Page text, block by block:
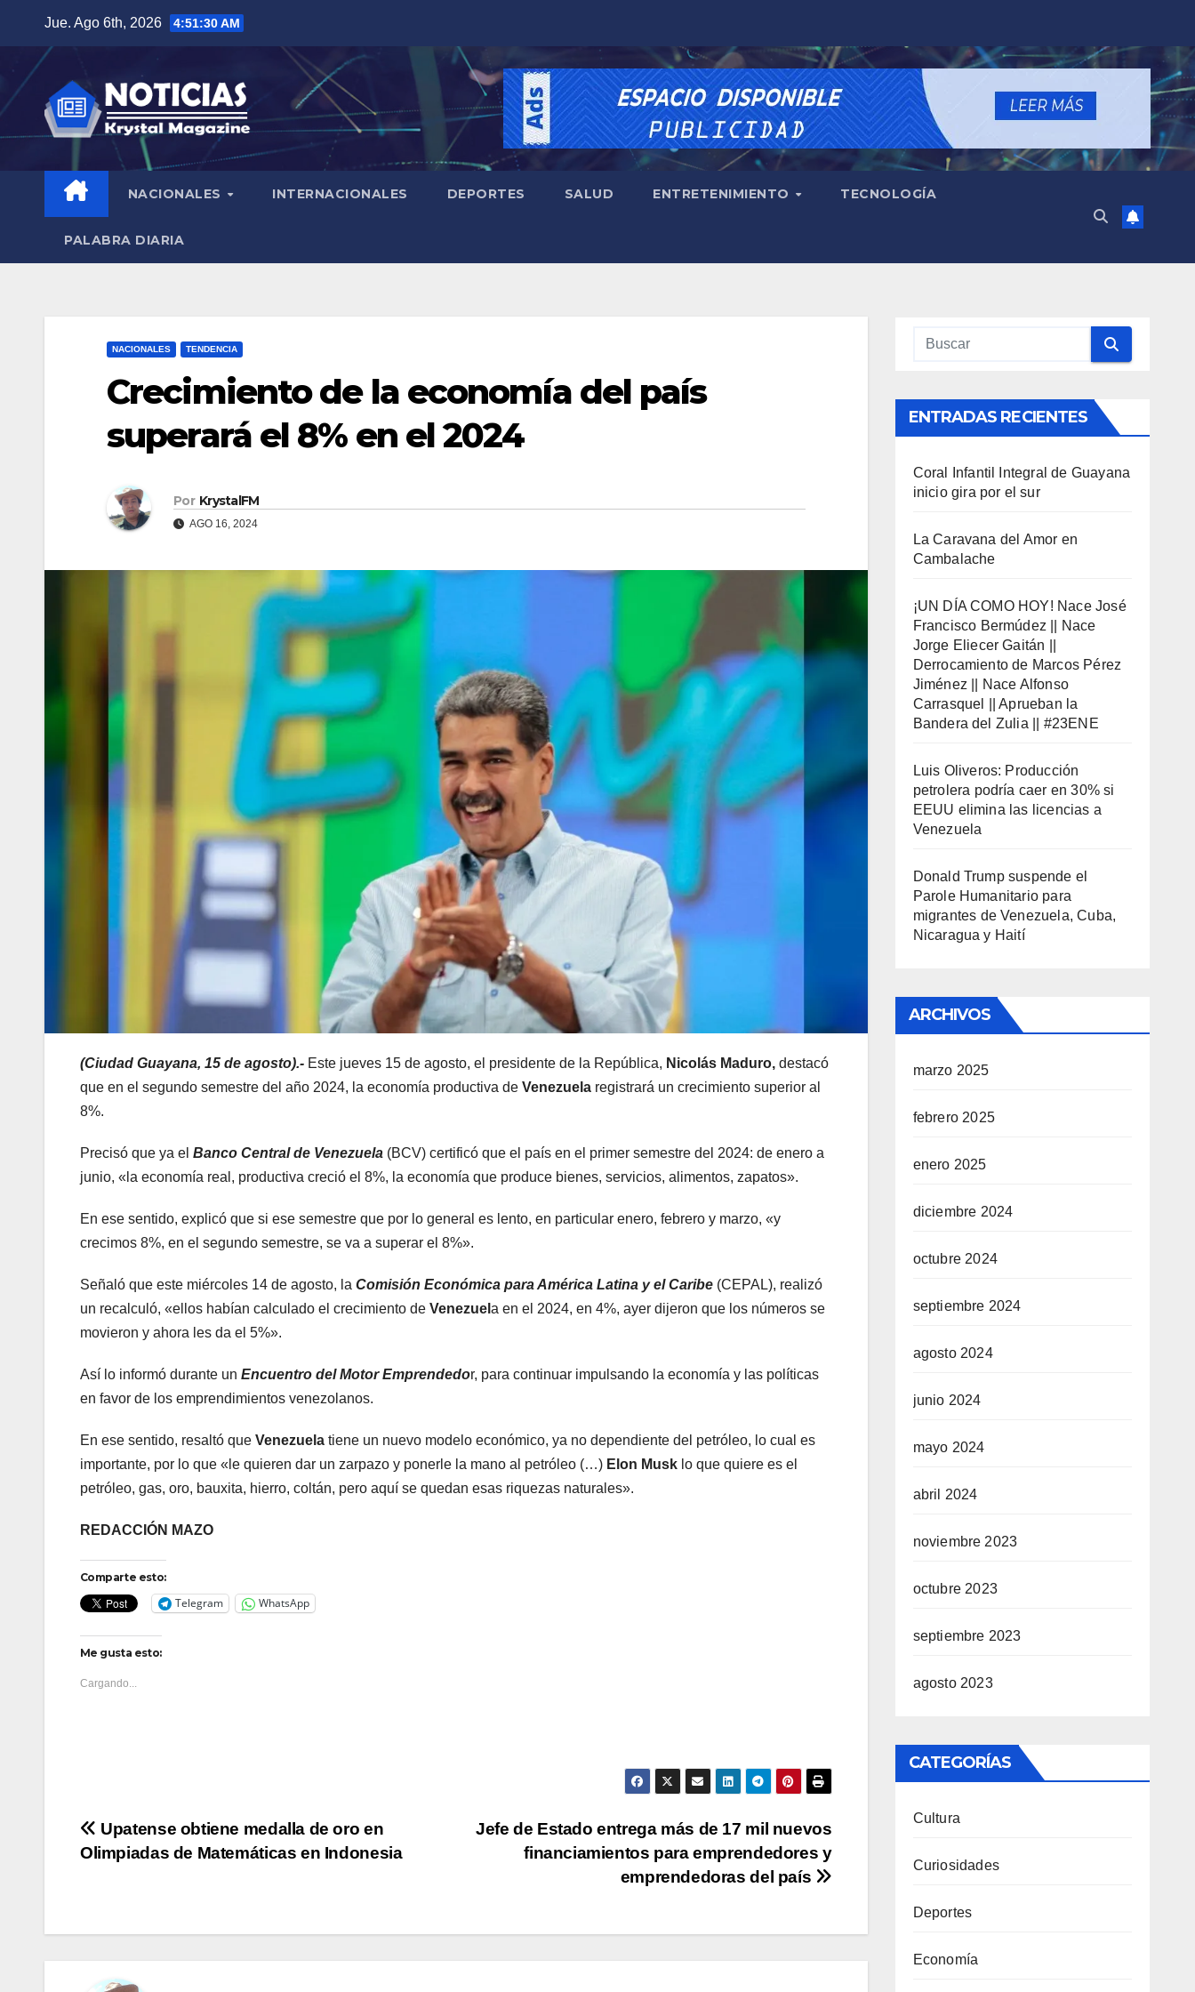
contenido
Jue. Ago 6th, 2026 4:51:31 AM
NACIONALES INTERNACIONALES DEPORTES SALUD ENTRETENIMIENTO TECNOLOGÍA
PALABRA DIARIA
NACIONALES TENDENCIA
Crecimiento de la economía del país
superará el 8% en el 2024
Por KrystalFM
AGO 16, 2024
(Ciudad Guayana, 15 de agosto).- Este jueves 15 de agosto, el presidente de la República, Nicolás Maduro, destacó
que en el segundo semestre del año 2024, la economía productiva de Venezuela registrará un crecimiento superior al
8%.
Precisó que ya el Banco Central de Venezuela (BCV) certificó que el país en el primer semestre del 2024: de enero a
junio, «la economía real, productiva creció el 8%, la economía que produce bienes, servicios, alimentos, zapatos».
En ese sentido, explicó que si ese semestre que por lo general es lento, en particular enero, febrero y marzo, «y
crecimos 8%, en el segundo semestre, se va a superar el 8%».
Señaló que este miércoles 14 de agosto, la Comisión Económica para América Latina y el Caribe (CEPAL), realizó
un recalculó, «ellos habían calculado el crecimiento de Venezuel a en el 2024, en 4%, ayer dijeron que los números se
movieron y ahora les da el 5%».
Así lo informó durante un Encuentro del Motor Emprendedor, para continuar impulsando la economía y las políticas
en favor de los emprendimientos venezolanos.
En ese sentido, resaltó que Venezuela tiene un nuevo modelo económico, ya no dependiente del petróleo, lo cual es
importante, por lo que «le quieren dar un zarpazo y ponerle la mano al petróleo (…) Elon Musk lo que quiere es el
petróleo, gas, oro, bauxita, hierro, coltán, pero aquí se quedan esas riquezas naturales».
REDACCIÓN MAZO
Comparte esto:
Telegram WhatsApp
Me gusta esto:
Cargando...
Navegación
Jefe de Estado entrega más de 17 mil nuevos
financiamientos para emprendedores y
emprendedoras del país
Upatense obtiene medalla de oro en
Olimpiadas de Matemáticas en Indonesia
ENTRADAS RECIENTES
Coral Infantil Integral de Guayana
inicio gira por el sur
La Caravana del Amor en
Cambalache
¡UN DÍA COMO HOY! Nace José
Francisco Bermúdez || Nace
Jorge Eliecer Gaitán ||
Derrocamiento de Marcos Pérez
Jiménez || Nace Alfonso
Carrasquel || Aprueban la
Bandera del Zulia || #23ENE
Luis Oliveros: Producción
petrolera podría caer en 30% si
EEUU elimina las licencias a
Venezuela
Donald Trump suspende el
Parole Humanitario para
migrantes de Venezuela, Cuba,
Nicaragua y Haití
ARCHIVOS
marzo 2025
febrero 2025
enero 2025
diciembre 2024
octubre 2024
septiembre 2024
agosto 2024
junio 2024
mayo 2024
abril 2024
noviembre 2023
octubre 2023
septiembre 2023
agosto 2023
CATEGORÍAS
Cultura
Curiosidades
Deportes
Economía